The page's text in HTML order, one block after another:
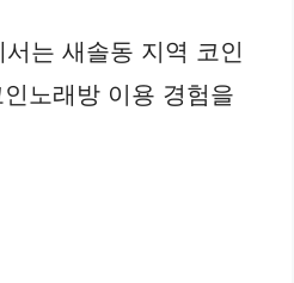
는 새솔동 지역 코인
노래방 이용 경험을